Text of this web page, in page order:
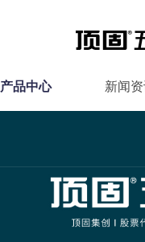
产品中心 新闻